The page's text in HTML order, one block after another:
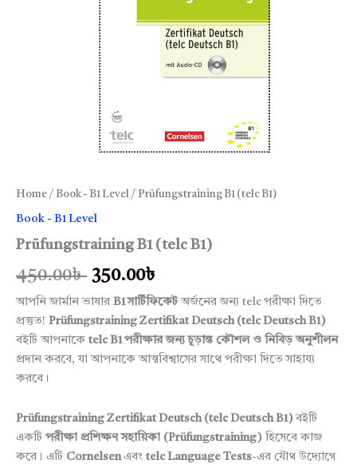
Home / Book - B1 Level / Prüfungstraining B1 (telc B1)
Book - B1 Level
Prüfungstraining B1 (telc B1)
450.00৳ 350.00৳
আপনি জার্মান ভাষার B1 সার্টিফিকেটঅর্জনের জন্য telc পরীক্ষা দিতে
প্রস্তুত! Prüfungstraining Zertifikat Deutsch (telc Deutsch B1)
বইটি আপনাকে telc B1 পরীক্ষার জন্য চূড়ান্ত কৌশল ও নিবিড় অনুশীলন
প্রদান করবে, যা আপনাকে আত্মবিশ্বাসের সাথে পরীক্ষা দিতে সাহায্য
করবে।
Prüfungstraining Zertifikat Deutsch (telc Deutsch B1) বইটি
একটি পরীক্ষা প্রশিক্ষণ সহায়িকা (Prüfungstraining) হিসেবে কাজ
করে। এটি Cornelsenএবং telc Language Tests-এর যৌথ উদ্যোগে